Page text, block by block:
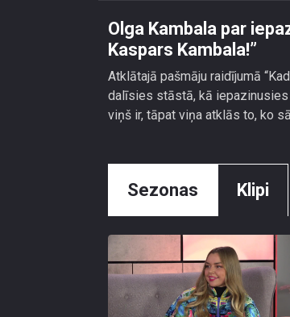
Olga Kambala par
Kaspars Kambala!”
Atklātajā pašmāju raidījumā
dalīsies stāstā, kā iepazinusies
viņš ir, tāpat viņa atklās to, ko
Sezonas Klipi